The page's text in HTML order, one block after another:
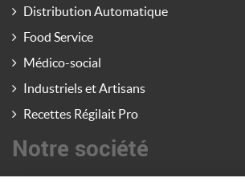
Distribution Automatique
Food Service
Médico-social
Industriels et Artisans
Recettes Régilait Pro
Notre société